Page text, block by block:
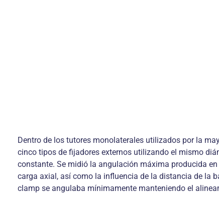
Dentro de los tutores monolaterales utilizados por la
cinco tipos de fijadores externos utilizando el mismo
constante. Se midió la angulación máxima producida
carga axial, así como la influencia de la distancia de la
clamp se angulaba mínimamente manteniendo el